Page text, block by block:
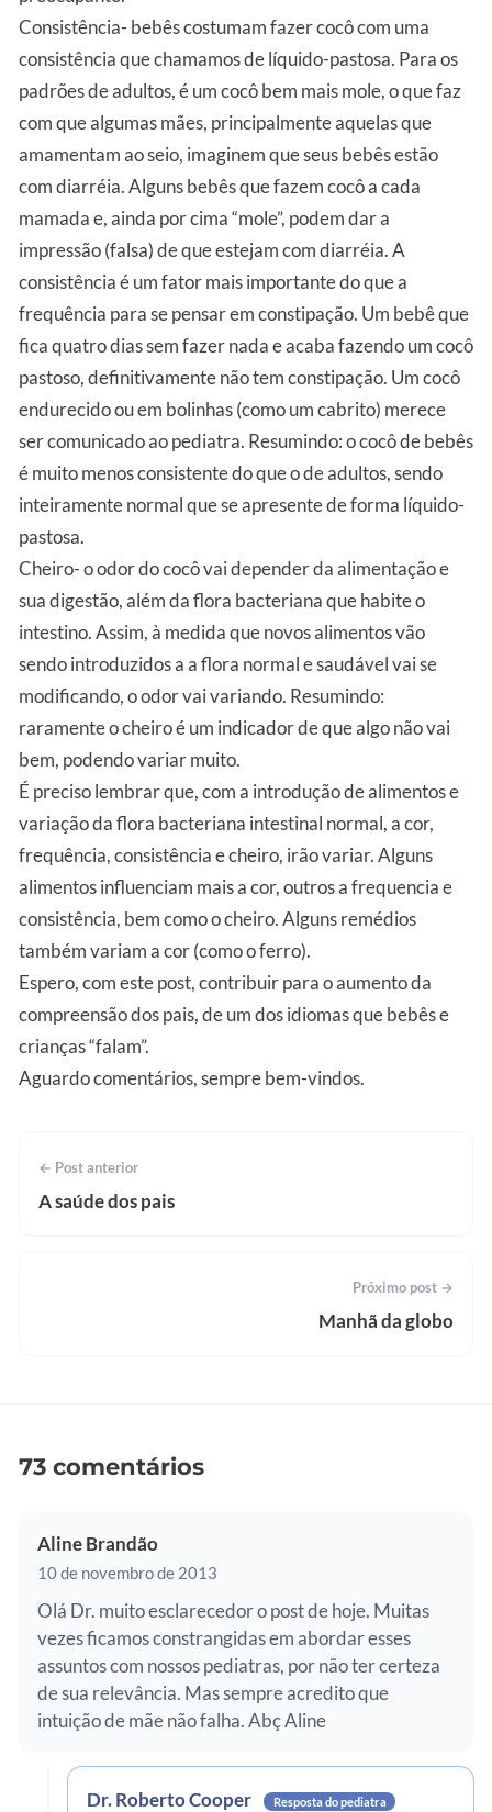
Consistência- bebês costumam fazer cocô com uma
consistência que chamamos de líquido-pastosa. Para os
padrões de adultos, é um cocô bem mais mole, o que faz
com que algumas mães, principalmente aquelas que
amamentam ao seio, imaginem que seus bebês estão
com diarréia. Alguns bebês que fazem cocô a cada
mamada e, ainda por cima “mole”, podem dar a
impressão (falsa) de que estejam com diarréia. A
consistência é um fator mais importante do que a
frequência para se pensar em constipação. Um bebê que
fica quatro dias sem fazer nada e acaba fazendo um cocô
pastoso, definitivamente não tem constipação. Um cocô
endurecido ou em bolinhas (como um cabrito) merece
ser comunicado ao pediatra. Resumindo: o cocô de bebês
é muito menos consistente do que o de adultos, sendo
inteiramente normal que se apresente de forma líquido-
pastosa.
Cheiro- o odor do cocô vai depender da alimentação e
sua digestão, além da flora bacteriana que habite o
intestino. Assim, à medida que novos alimentos vão
sendo introduzidos a a flora normal e saudável vai se
modificando, o odor vai variando. Resumindo:
raramente o cheiro é um indicador de que algo não vai
bem, podendo variar muito.
É preciso lembrar que, com a introdução de alimentos e
variação da flora bacteriana intestinal normal, a cor,
frequência, consistência e cheiro, irão variar. Alguns
alimentos influenciam mais a cor, outros a frequencia e
consistência, bem como o cheiro. Alguns remédios
também variam a cor (como o ferro).
Espero, com este post, contribuir para o aumento da
compreensão dos pais, de um dos idiomas que bebês e
crianças “falam”.
Aguardo comentários, sempre bem-vindos.
← Post anterior
A saúde dos pais
Próximo post →
Manhã da globo
73 comentários
Aline Brandão
10 de novembro de 2013
Olá Dr. muito esclarecedor o post de hoje. Muitas
vezes ficamos constrangidas em abordar esses
assuntos com nossos pediatras, por não ter certeza
de sua relevância. Mas sempre acredito que
intuição de mãe não falha. Abç Aline
Dr. Roberto Cooper Resposta do pediatra